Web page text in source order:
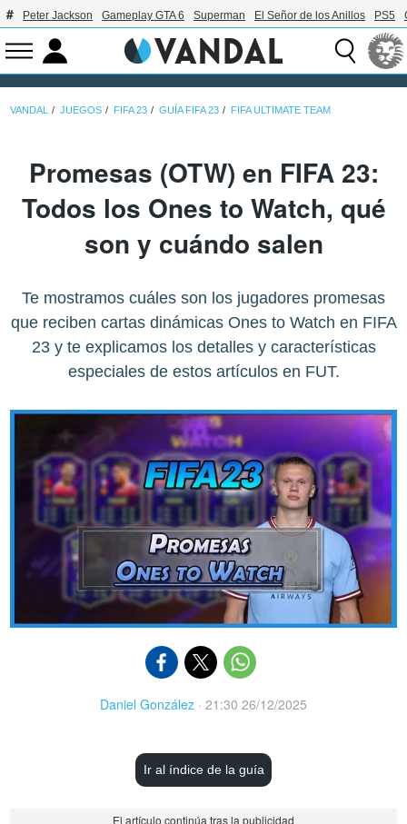
Peter Jackson Gameplay GTA 6 Superman El Señor de los Anillos PS5
VANDAL JUEGOS FIFA 23 GUÍA FIFA 23 FIFA ULTIMATE TEAM
Promesas (OTW) en FIFA 23:
Todos los Ones to Watch, qué
son y cuándo salen
Te mostramos cuáles son los jugadores promesas
que reciben cartas dinámicas Ones to Watch en FIFA
23 y te explicamos los detalles y características
especiales de estos artículos en FUT.
Daniel González · 21:30 26/12/2025
Ir al índice de la guía